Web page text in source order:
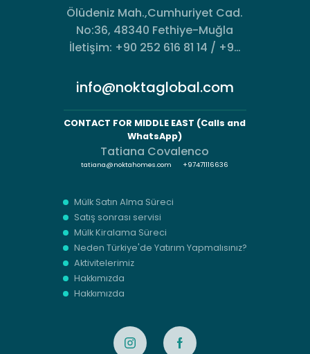
Ölüdeniz Mah.,Cumhuriyet Cad.
No:36, 48340 Fethiye-Muğla
İletişim: +90 252 616 81 14 / +90
info@noktaglobal.com
CONTACT FOR MIDDLE EAST (Calls and
WhatsApp)
Tatiana Covalenco
tatiana@noktahomes.com +97471116636
Mülk Satın Alma Süreci
Satış sonrası servisi
Mülk Kiralama Süreci
Neden Türkiye'de Yatırım Yapmalısınız?
Aktivitelerimiz
Hakkımızda
Hakkımızda